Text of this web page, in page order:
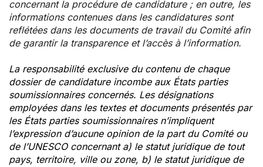
concernant la procédure de candidature ; en outre, les
informations contenues dans les candidatures sont
reflétées dans les documents de travail du Comité afin
de garantir la transparence et l’accès à l’information.
La responsabilité exclusive du contenu de chaque
dossier de candidature incombe aux États parties
soumissionnaires concernés. Les désignations
employées dans les textes et documents présentés par
les États parties soumissionnaires n’impliquent
l’expression d’aucune opinion de la part du Comité ou
de l’UNESCO concernant a) le statut juridique de tout
pays, territoire, ville ou zone, b) le statut juridique de